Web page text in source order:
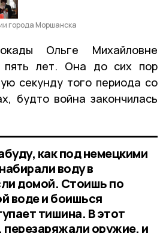
города Моршанска
Ольге Михайловне
пять лет. Она до сих пор
секунду того периода со
будто война закончилась
как под немецкими
воду в
домой. Стоишь по
воде и боишься
тишина. В этот
оружие, и